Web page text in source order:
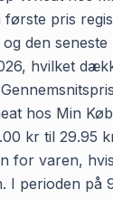
første pris
den
hvilket
hos Min
kr til 29.95
for varen,
I perioden på